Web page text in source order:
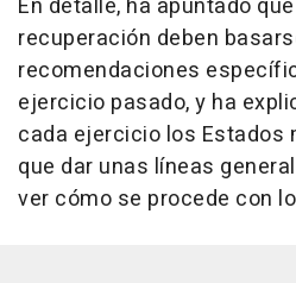
recuperación deben
recomendaciones
ejercicio pasado, y ha
cada ejercicio los Estados
que dar unas líneas
ver cómo se procede con